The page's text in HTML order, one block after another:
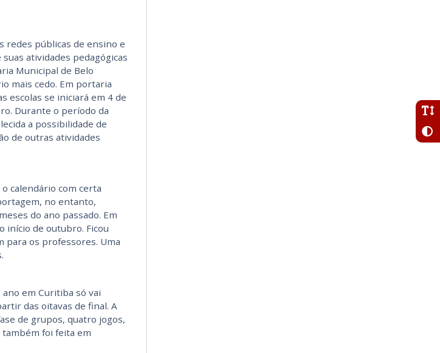
redes públicas de ensino e
atividades pedagógicas
Municipal de Belo
mais cedo. Em portaria
escolas se iniciará em 4 de
Durante o período da
a possibilidade de
de outras atividades
calendário com certa
no entanto,
do ano passado. Em
início de outubro. Ficou
para os professores. Uma
em Curitiba só vai
das oitavas de final. A
de grupos, quatro jogos,
foi feita em